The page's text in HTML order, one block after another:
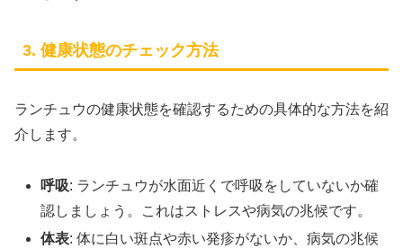
3. 健康状態のチェック方法
ランチュウの健康状態を確認するための具体的な方法を紹
介します。
呼吸: ランチュウが水面近くで呼吸をしていないか確
認しましょう。これはストレスや病気の兆候です。
体表: 体に白い斑点や赤い発疹がないか、病気の兆候